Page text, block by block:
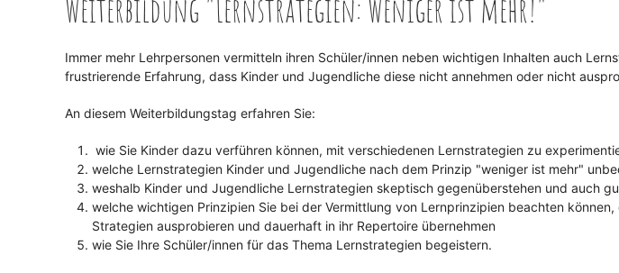
Weiterbildung "Lernstrategien: Weniger ist mehr!"
Immer mehr Lehrpersonen vermitteln ihren Schüler/innen neben wichtigen Inhalten auch
frustrierende Erfahrung, dass Kinder und Jugendliche diese nicht annehmen oder nicht
An diesem Weiterbildungstag erfahren Sie:
wie Sie Kinder dazu verführen können, mit verschiedenen Lernstrategien zu
welche Lernstrategien Kinder und Jugendliche nach dem Prinzip "weniger ist mehr"
weshalb Kinder und Jugendliche Lernstrategien skeptisch gegenüberstehen und auch
welche wichtigen Prinzipien Sie bei der Vermittlung von Lernprinzipien beachten
Strategien ausprobieren und dauerhaft in ihr Repertoire übernehmen
wie Sie Ihre Schüler/innen für das Thema Lernstrategien begeistern.